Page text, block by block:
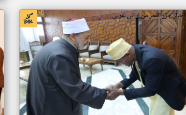
اخبار جزر القمر من ار تي عربي